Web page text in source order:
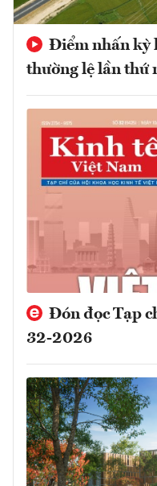
Điểm nhấn kỳ
thường lệ lần thứ
Đón đọc Tạp
32-2026